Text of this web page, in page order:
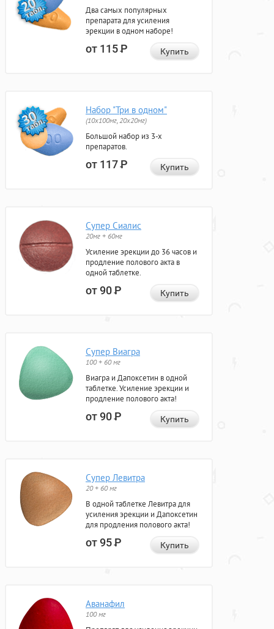
Два самых популярных
препарата для усиления
эрекции в одном наборе!
от 115Р Купить
Набор "Три в одном"
(10x100мг, 20x20мг)
Большой набор из 3-х
препаратов.
от 117Р Купить
Супер Сиалис
20мг + 60мг
Усиление эрекции до 36 часов и
продление полового акта в
одной таблетке.
от 90Р Купить
Супер Виагра
100 + 60 мг
Виагра и Дапоксетин в одной
таблетке. Усиление эрекции и
продление полового акта!
от 90Р Купить
Супер Левитра
20 + 60 мг
В одной таблетке Левитра для
усиления эрекции и Дапоксетин
для продления полового акта!
от 95Р Купить
Аванафил
100 мг